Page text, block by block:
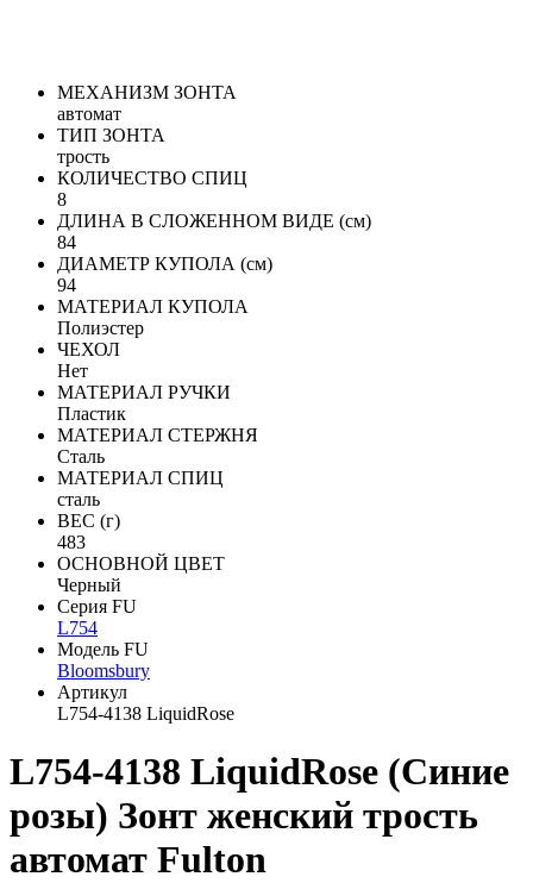
МЕХАНИЗМ ЗОНТА
автомат
ТИП ЗОНТА
трость
КОЛИЧЕСТВО СПИЦ
8
ДЛИНА В СЛОЖЕННОМ ВИДЕ (см)
84
ДИАМЕТР КУПОЛА (см)
94
МАТЕРИАЛ КУПОЛА
Полиэстер
ЧЕХОЛ
Нет
МАТЕРИАЛ РУЧКИ
Пластик
МАТЕРИАЛ СТЕРЖНЯ
Сталь
МАТЕРИАЛ СПИЦ
сталь
ВЕС (г)
483
ОСНОВНОЙ ЦВЕТ
Черный
Серия FU
L754
Модель FU
Bloomsbury
Артикул
L754-4138 LiquidRose
L754-4138 LiquidRose (Синие
розы) Зонт женский трость
автомат Fulton